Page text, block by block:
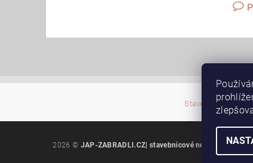
Stavební pouzdra
2026 © JAP-ZABRADLI.CZ| stavebnicové nerez. zábradlí,